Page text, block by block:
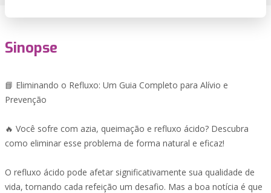
Sinopse
📘 Eliminando o Refluxo: Um Guia Completo para Alívio e
Prevenção
🔥 Você sofre com azia, queimação e refluxo ácido? Descubra
como eliminar esse problema de forma natural e eficaz!
O refluxo ácido pode afetar significativamente sua qualidade de
vida, tornando cada refeição um desafio. Mas a boa notícia é que